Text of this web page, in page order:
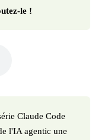
le !
Claude Code
l'IA agentic une